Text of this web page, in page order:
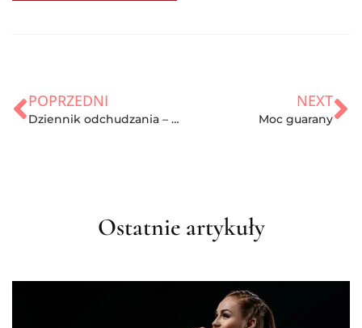
POPRZEDNI
Dziennik odchudzania – 3 powody, dlaczego warto go prowadzić
NEXT
Moc guarany
Ostatnie artykuły